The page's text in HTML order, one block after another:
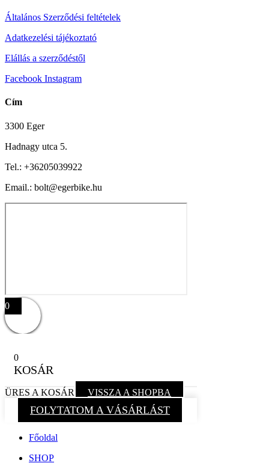
Általános Szerződési feltételek
Adatkezelési tájékoztató
Elállás a szerződéstől
Facebook Instagram
Cím
3300 Eger
Hadnagy utca 5.
Tel.: +36205039922
Email.: bolt@egerbike.hu
0
0
KOSÁR
ÜRES A KOSÁR VISSZA A SHOPBA
FOLYTATOM A VÁSÁRLÁST
Főoldal
SHOP